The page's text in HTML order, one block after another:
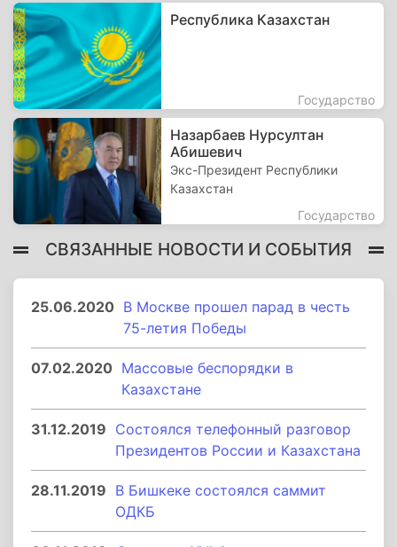
Республика Казахстан
Государство
Назарбаев Нурсултан
Абишевич
Экс-Президент Республики
Казахстан
Государство
СВЯЗАННЫЕ НОВОСТИ И СОБЫТИЯ
25.06.2020 В Москве прошел парад в честь
75-летия Победы
07.02.2020 Массовые беспорядки в
Казахстане
31.12.2019 Состоялся телефонный разговор
Президентов России и Казахстана
28.11.2019 В Бишкеке состоялся саммит
ОДКБ